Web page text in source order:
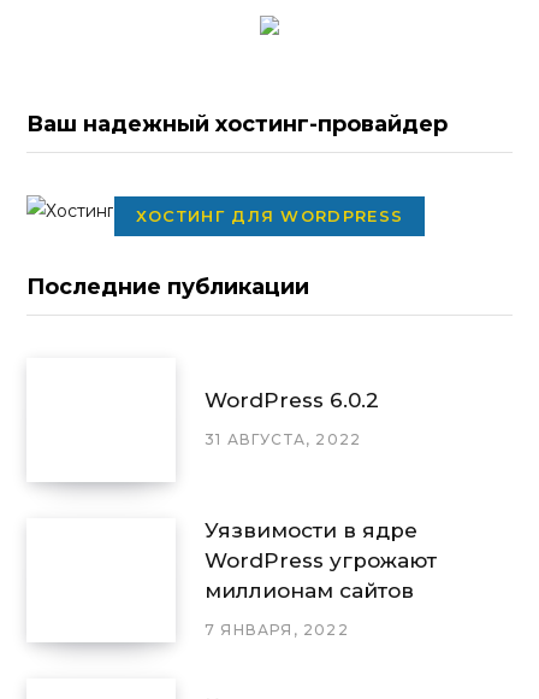
Ваш надежный хостинг-провайдер
ХОСТИНГ ДЛЯ WORDPRESS
Последние публикации
WordPress 6.0.2
31 АВГУСТА, 2022
Уязвимости в ядре
WordPress угрожают
миллионам сайтов
7 ЯНВАРЯ, 2022